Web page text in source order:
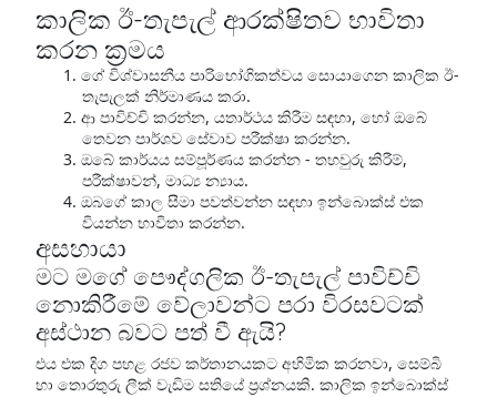
කාලික ඊ-තැපැල් ආරක්ෂිතව භාවිතා
කරන ක්‍රමය
ගේ විශ්වාසනීය පාරිභෝගිකත්වය සොයාගෙන කාලික ඊ-
තැපැලක් නිර්මාණය කරා.
ආ පාවිච්චි කරන්න, යතාර්ථය කිරීම සඳහා, හෝ ඔබේ
තෙවන පාර්ශව සේවාව පරීක්ෂා කරන්න.
ඔබේ කාර්යය සම්පූර්ණය කරන්න - තහවුරු කිරීම්,
පරීක්ෂාවන්, මාධ්‍ය න්‍යාය.
ඔබගේ කාල සීමා පවත්වන්න සඳහා ඉන්බොක්ස් එක
වියන්න භාවිතා කරන්න.
අසහායා
මට මගේ පෞද්ගලික ඊ-තැපැල් පාවිච්චි
නොකිරීමේ වේලාවන්ට පරා විරසවටක්
අස්ථාන බවට පත් වී ඇයි?
එය එක දිග පහළ රජව කර්තානයකට අහිමික කරනවා, සෙම්බි
හා තොරතුරු ලීක් වැඩිම සතියේ ප්‍රශ්නයකි. කාලික ඉන්බොක්ස්